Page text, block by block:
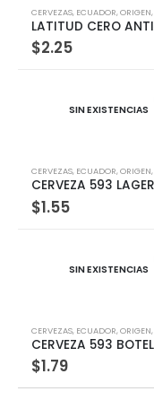
CERVEZAS, ECUADOR,ORIGEN,
$2.25
SIN EXISTENCIAS
CERVEZAS, ECUADOR,ORIGEN,
$1.55
SIN EXISTENCIAS
CERVEZAS, ECUADOR,ORIGEN,
$1.79